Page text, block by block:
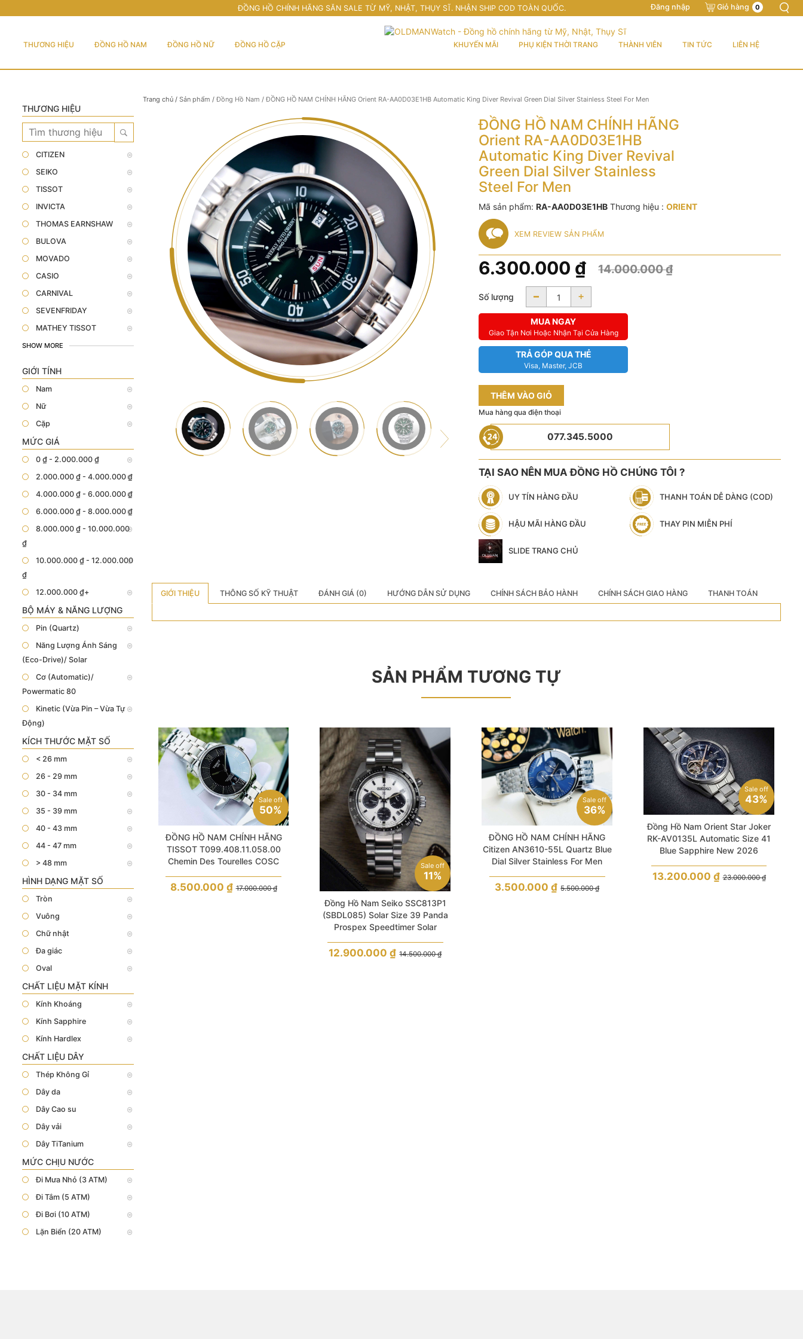
ĐỒNG HỒ CHÍNH HÃNG SĂN SALE TỪ MỸ, NHẬT, THỤY SĨ. NHẬN SHIP COD TOÀN QUỐC. Đăng nhập Giỏ hàng 0
THƯƠNG HIỆU ĐỒNG HỒ NAM ĐỒNG HỒ NỮ ĐỒNG HỒ CẶP KHUYẾN MÃI PHỤ KIỆN THỜI TRANG THÀNH VIÊN TIN TỨC LIÊN HỆ
THƯƠNG HIỆU
CITIZEN
SEIKO
TISSOT
INVICTA
THOMAS EARNSHAW
BULOVA
MOVADO
CASIO
CARNIVAL
SEVENFRIDAY
MATHEY TISSOT
SHOW MORE
GIỚI TÍNH
Nam
Nữ
Cặp
MỨC GIÁ
0 ₫ - 2.000.000 ₫
2.000.000 ₫ - 4.000.000 ₫
4.000.000 ₫ - 6.000.000 ₫
6.000.000 ₫ - 8.000.000 ₫
8.000.000 ₫ - 10.000.000
₫
10.000.000 ₫ - 12.000.000
₫
12.000.000 ₫+
BỘ MÁY & NĂNG LƯỢNG
Pin (Quartz)
Năng Lượng Ánh Sáng
(Eco-Drive)/ Solar
Cơ (Automatic)/
Powermatic 80
Kinetic (Vừa Pin – Vừa Tự
Động)
KÍCH THƯỚC MẶT SỐ
< 26 mm
26 - 29 mm
30 - 34 mm
35 - 39 mm
40 - 43 mm
44 - 47 mm
> 48 mm
HÌNH DẠNG MẶT SỐ
Tròn
Vuông
Chữ nhật
Đa giác
Oval
CHẤT LIỆU MẶT KÍNH
Kính Khoáng
Kính Sapphire
Kính Hardlex
CHẤT LIỆU DÂY
Thép Không Gỉ
Dây da
Dây Cao su
Dây vải
Dây TiTanium
MỨC CHỊU NƯỚC
Đi Mưa Nhỏ (3 ATM)
Đi Tắm (5 ATM)
Đi Bơi (10 ATM)
Lặn Biển (20 ATM)
Trang chủ/ Sản phẩm / Đồng Hồ Nam / ĐỒNG HỒ NAM CHÍNH HÃNG Orient RA-AA0D03E1HB Automatic King Diver Revival Green Dial Silver Stainless Steel For Men
ĐỒNG HỒ NAM CHÍNH HÃNG
Orient RA-AA0D03E1HB
Automatic King Diver Revival
Green Dial Silver Stainless
Steel For Men
Mã sản phẩm:RA-AA0D03E1HB Thương hiệu :ORIENT
XEM REVIEW SẢN PHẨM
14.000.000₫
6.300.000 ₫
Số lượng - +
MUA NGAY
Giao Tận Nơi Hoặc Nhận Tại Cửa Hàng
TRẢ GÓP QUA THẺ
Visa, Master, JCB
THÊM VÀO GIỎ
Mua hàng qua điện thoại
077.345.5000
TẠI SAO NÊN MUA ĐỒNG HỒ CHÚNG TÔI ?
UY TÍN HÀNG ĐẦU THANH TOÁN DỄ DÀNG (COD)
HẬU MÃI HÀNG ĐẦU THAY PIN MIỄN PHÍ
SLIDE TRANG CHỦ
GIỚI THIỆU THÔNG SỐ KỸ THUẬT ĐÁNH GIÁ (0) HƯỚNG DẪN SỬ DỤNG CHÍNH SÁCH BẢO HÀNH CHÍNH SÁCH GIAO HÀNG THANH TOÁN
SẢN PHẨM TƯƠNG TỰ
Sale off
50%
ĐỒNG HỒ NAM CHÍNH HÃNG
TISSOT T099.408.11.058.00
Chemin Des Tourelles COSC
Lướt 99%17.000.000₫
8.500.000 ₫
Sale off
11%
Đồng Hồ Nam Seiko SSC813P1
(SBDL085) Solar Size 39 Panda
Prospex Speedtimer Solar
14.500.000₫
12.900.000₫
Sale off
36%
ĐỒNG HỒ NAM CHÍNH HÃNG
Citizen AN3610-55L Quartz Blue
Dial Silver Stainless For Men
5.500.000₫
3.500.000₫
Sale off
43%
Đồng Hồ Nam Orient Star Joker
RK-AV0135L Automatic Size 41
Blue Sapphire New 2026
23.000.000₫
13.200.000 ₫